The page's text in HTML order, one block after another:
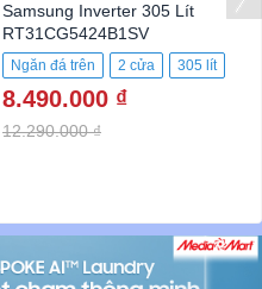
Samsung Inverter 305 Lít
RT31CG5424B1SV
Ngăn đá trên 2 cửa 305 lít
8.490.000 ₫
12.290.000 ₫